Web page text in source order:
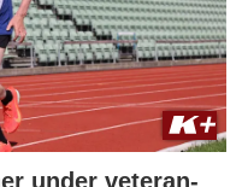
under veteran-